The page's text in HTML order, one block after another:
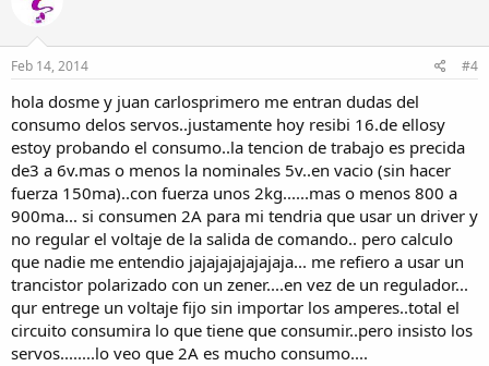
Feb 14, 2014 #4
hola dosme y juan carlosprimero me entran dudas del
consumo delos servos..justamente hoy resibi 16.de ellosy
estoy probando el consumo..la tencion de trabajo es precida
de3 a 6v.mas o menos la nominales 5v..en vacio (sin hacer
fuerza 150ma)..con fuerza unos 2kg......mas o menos 800 a
900ma... si consumen 2A para mi tendria que usar un driver y
no regular el voltaje de la salida de comando.. pero calculo
que nadie me entendio jajajajajajajaja... me refiero a usar un
trancistor polarizado con un zener....en vez de un regulador...
qur entrege un voltaje fijo sin importar los amperes..total el
circuito consumira lo que tiene que consumir..pero insisto los
servos........lo veo que 2A es mucho consumo....